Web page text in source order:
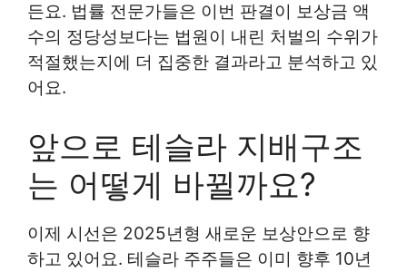
든요. 법률 전문가들은 이번 판결이 보상금 액
수의 정당성보다는 법원이 내린 처벌의 수위가
적절했는지에 더 집중한 결과라고 분석하고 있
어요.
앞으로 테슬라 지배구조
는 어떻게 바뀔까요?
이제 시선은 2025년형 새로운 보상안으로 향
하고 있어요. 테슬라 주주들은 이미 향후 10년